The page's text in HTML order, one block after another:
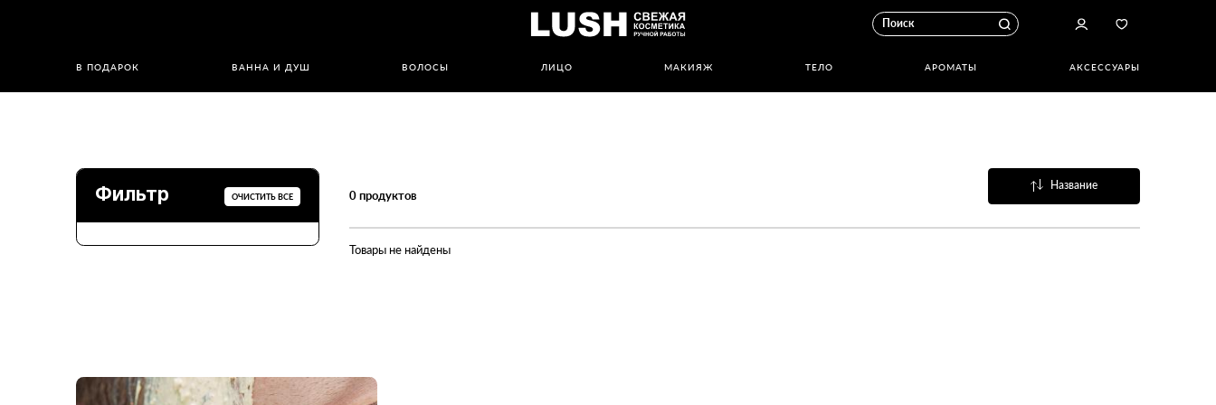
В ПОДАРОК ВАННА И ДУШ ВОЛОСЫ ЛИЦО МАКИЯЖ ТЕЛО АРОМАТЫ АКСЕССУАРЫ
Фильтр ОЧИСТИТЬ ВСЕ 0продуктов
Название
Товары не найдены